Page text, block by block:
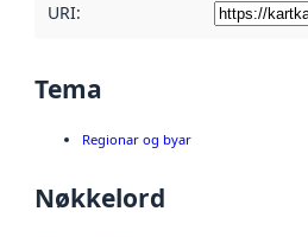
URI:
Tema
Regionar og byar
Nøkkelord